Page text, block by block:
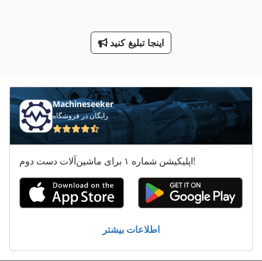
دستگاه فرز Hsc
دندانه دار کردن مطبوعات
دو دندانه دار کردن مطبوعات
طرف لودر
ماشین معاون 200 Mm
اینجا تبلیغ کنید
Machineseeker
رایگان در فروشگاه
اپلیکیشن شماره ۱ برای ماشین‌آلات دست دوم!
اطلاعات بیشتر